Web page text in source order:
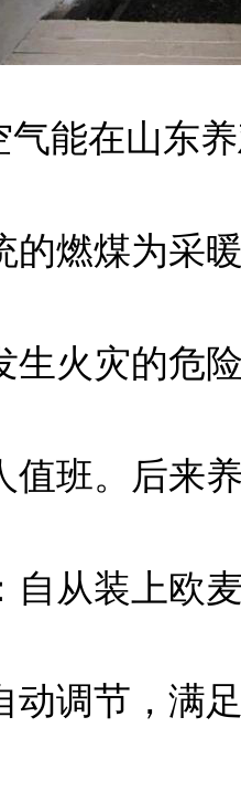
能在山东养
的燃煤为采
生火灾的危
值班。后来
自从装上欧
动调节，满